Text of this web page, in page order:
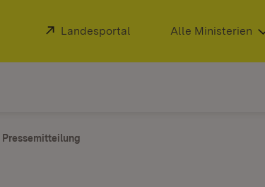
Extern:
Landesportal (Öffnet in neuem Fenster)
Alle Ministerien
Pressemitteilung